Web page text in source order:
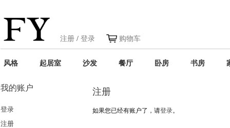
注册 / 登录 购物车
风格 起居室 沙发 餐厅 卧房 书房
我的账户
登录
注册
注册
如果您已经有账户了，请登录。